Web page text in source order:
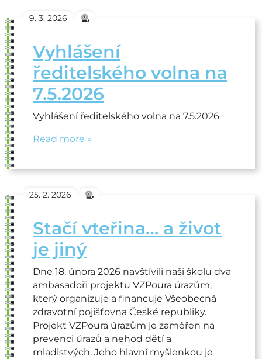
9. 3. 2026
Vyhlášení
ředitelského volna na
7.5.2026
Vyhlášení ředitelského volna na 7.5.2026
Read more »
25. 2. 2026
Stačí vteřina… a život
je jiný
Dne 18. února 2026 navštívili naši školu dva
ambasadoři projektu VZPoura úrazům,
který organizuje a financuje Všeobecná
zdravotní pojišťovna České republiky.
Projekt VZPoura úrazům je zaměřen na
prevenci úrazů a nehod dětí a
mladistvých. Jeho hlavní myšlenkou je